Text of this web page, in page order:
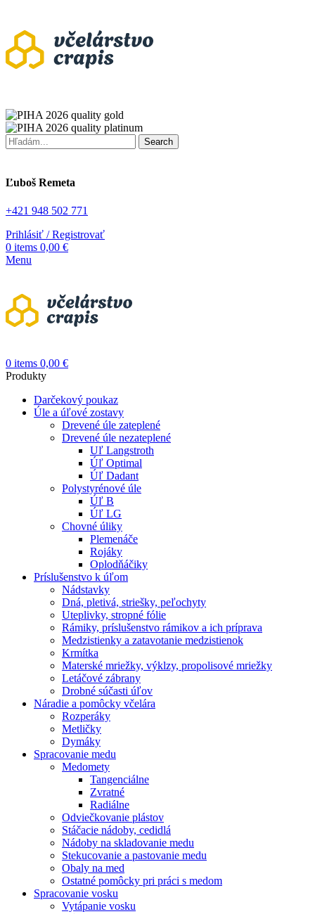
Search
Ľuboš Remeta
+421 948 502 771
Prihlásiť / Registrovať
0 items 0,00 €
Menu
0 items 0,00 €
Produkty
Darčekový poukaz
Úle a úľové zostavy
Drevené úle zateplené
Drevené úle nezateplené
Uľ Langstroth
Úľ Optimal
Úľ Dadant
Polystyrénové úle
Úľ B
Úľ LG
Chovné úliky
Plemenáče
Rojáky
Oplodňáčiky
Príslušenstvo k úľom
Nádstavky
Dná, pletivá, striešky, peľochyty
Uteplivky, stropné fólie
Rámiky, príslušenstvo rámikov a ich príprava
Medzistienky a zatavotanie medzistienok
Krmítka
Materské mriežky, výklzy, propolisové mriežky
Letáčové zábrany
Drobné súčasti úľov
Náradie a pomôcky včelára
Rozperáky
Metličky
Dymáky
Spracovanie medu
Medomety
Tangenciálne
Zvratné
Radiálne
Odviečkovanie plástov
Stáčacie nádoby, cedidlá
Nádoby na skladovanie medu
Stekucovanie a pastovanie medu
Obaly na med
Ostatné pomôcky pri práci s medom
Spracovanie vosku
Vytápanie vosku